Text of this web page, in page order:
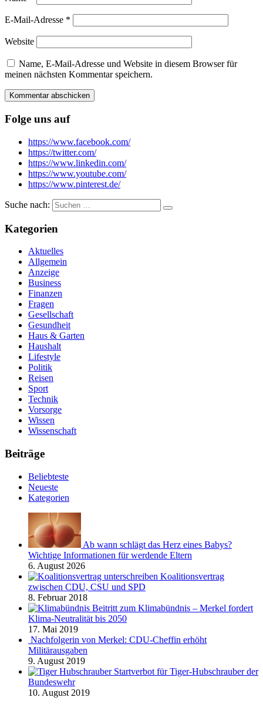
E-Mail-Adresse *
Website
Name, E-Mail-Adresse und Website in diesem Browser für
meinen nächsten Kommentar speichern.
Folge uns auf
https://www.facebook.com/
https://twitter.com/
https://www.linkedin.com/
https://www.youtube.com/
https://www.pinterest.de/
Suche nach:
Kategorien
Aktuelles
Allgemein
Anzeige
Business
Finanzen
Fragen
Gesellschaft
Gesundheit
Haus & Garten
Haushalt
Lifestyle
Politik
Reisen
Sport
Technik
Vorsorge
Wissen
Wissenschaft
Beiträge
Beliebteste
Neueste
Kategorien
Ab wann schlägt das Herz eines Babys?
Wichtige Informationen für werdende Eltern
6. August 2026
Koalitionsvertrag
zwischen CDU, CSU und SPD
8. Februar 2018
Beitritt zum Klimabündnis – Merkel fordert
Klima-Neutralität bis 2050
17. Mai 2019
Nachfolgerin von Merkel: CDU-Cheffin erhöht
Militärausgaben
9. August 2019
Startverbot für Tiger-Hubschrauber der
Bundeswehr
10. August 2019